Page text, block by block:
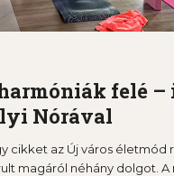
felé –
Nórával
cikket az Új város életmód
magáról néhány dolgot. A